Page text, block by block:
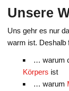
Unsere
Uns gehr es nur
warm ist.
… warum
Körpers ist
… warum